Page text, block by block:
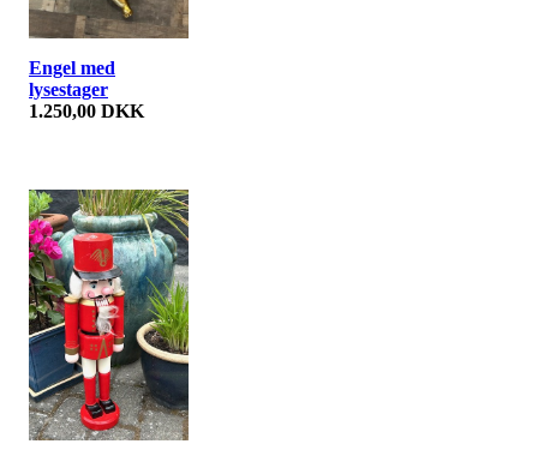
Engel med
lysestager
1.250,00 DKK